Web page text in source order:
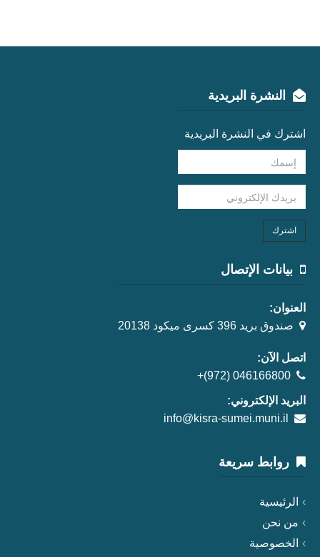
النشرة البريدية
اشترك في النشرة البريدية
اشترك
بيانات الإتصال
العنوان:
صندوق بريد 396 كسرى ميكود 20138
اتصل الآن:
+(972) 046166800
البريد الإلكتروني:
info@kisra-sumei.muni.il
روابط سريعة
الرئيسية
من نحن
الخصوصية